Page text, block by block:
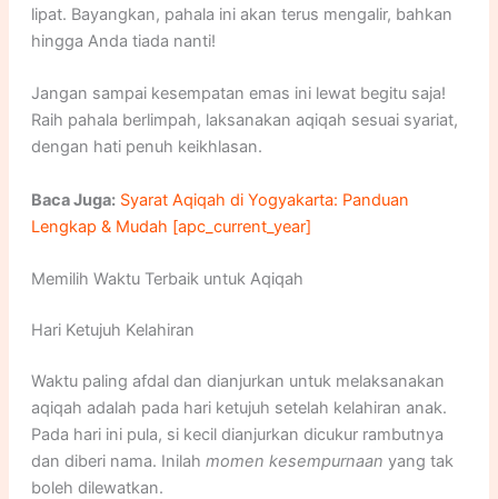
lipat. Bayangkan, pahala ini akan terus mengalir, bahkan
hingga Anda tiada nanti!
Jangan sampai kesempatan emas ini lewat begitu saja!
Raih pahala berlimpah, laksanakan aqiqah sesuai syariat,
dengan hati penuh keikhlasan.
Baca Juga: Syarat Aqiqah di Yogyakarta: Panduan
Lengkap & Mudah [apc_current_year]
Memilih Waktu Terbaik untuk Aqiqah
Hari Ketujuh Kelahiran
Waktu paling afdal dan dianjurkan untuk melaksanakan
aqiqah adalah pada hari ketujuh setelah kelahiran anak.
Pada hari ini pula, si kecil dianjurkan dicukur rambutnya
dan diberi nama. Inilah momen kesempurnaan yang tak
boleh dilewatkan.